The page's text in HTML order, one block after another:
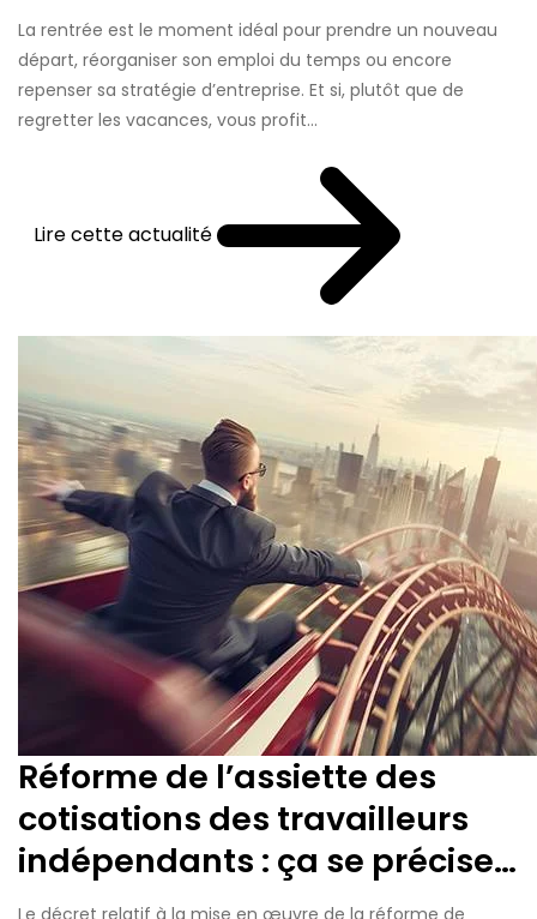
La rentrée est le moment idéal pour prendre un nouveau
départ, réorganiser son emploi du temps ou encore
repenser sa stratégie d’entreprise. Et si, plutôt que de
regretter les vacances, vous profit...
Lire cette actualité
Réforme de l’assiette des
cotisations des travailleurs
indépendants : ça se précise…
Le décret relatif à la mise en œuvre de la réforme de